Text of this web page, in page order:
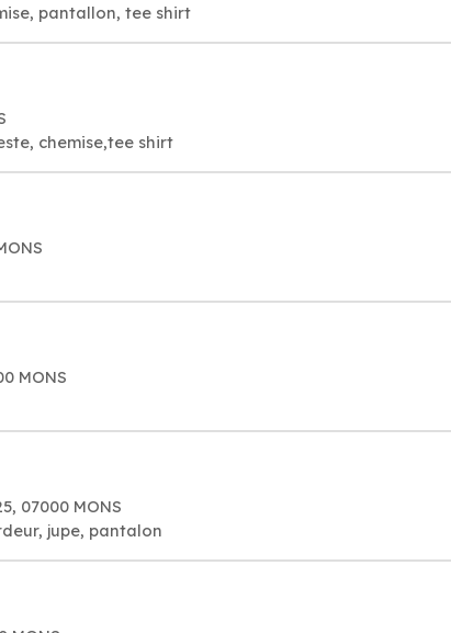
pantallon, tee shirt
chemise,tee shirt
MONS
07000 MONS
jupe, pantalon